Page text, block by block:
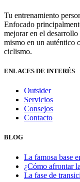
Tu entrenamiento
Enfocado
mejorar en el
mismo en un auténtico
ciclismo.
ENLACES DE INTERÉS
Outsider
Servicios
Consejos
Contacto
BLOG
La famosa base
¿Cómo afrontar
La fase de